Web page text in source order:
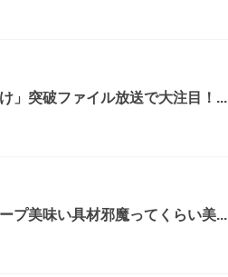
」突破ファイル放送で大注目！...
プ美味い具材邪魔ってくらい美...